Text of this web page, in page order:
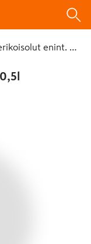
enint. 8,0% plo